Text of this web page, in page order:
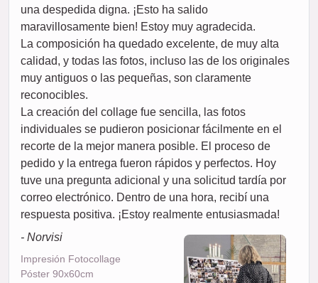
una despedida digna. ¡Esto ha salido
maravillosamente bien! Estoy muy agradecida.
La composición ha quedado excelente, de muy alta
calidad, y todas las fotos, incluso las de los originales
muy antiguos o las pequeñas, son claramente
reconocibles.
La creación del collage fue sencilla, las fotos
individuales se pudieron posicionar fácilmente en el
recorte de la mejor manera posible. El proceso de
pedido y la entrega fueron rápidos y perfectos. Hoy
tuve una pregunta adicional y una solicitud tardía por
correo electrónico. Dentro de una hora, recibí una
respuesta positiva. ¡Estoy realmente entusiasmada!
- Norvisi
Impresión Fotocollage
Póster 90x60cm